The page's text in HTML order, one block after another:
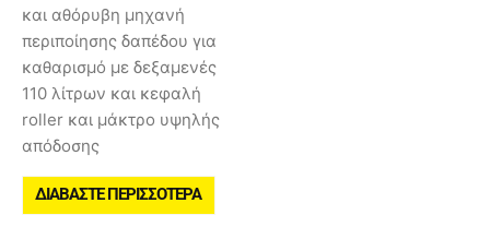
και αθόρυβη μηχανή
περιποίησης δαπέδου για
καθαρισμό με δεξαμενές
110 λίτρων και κεφαλή
roller και μάκτρο υψηλής
απόδοσης
ΔΙΑΒΆΣΤΕ ΠΕΡΙΣΣΌΤΕΡΑ